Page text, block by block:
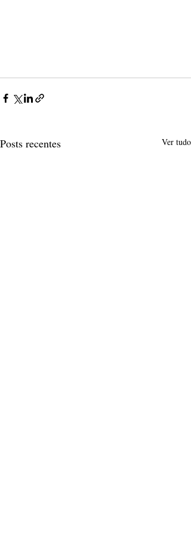
Posts recentes Ver tudo